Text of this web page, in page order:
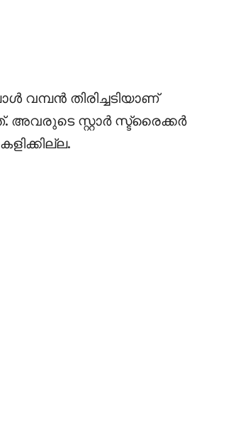
തിരിച്ചടിയാണ്
അവരുടെ സ്റ്റാർ സ്ട്രൈക്കർ